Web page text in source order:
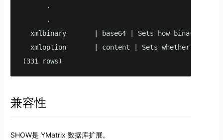
      .
      .
xmlbinary       | base64 | Sets how binary
xmloption       | content | Sets whether XML
(331 rows)
兼容性
SHOW是 YMatrix 数据库扩展。